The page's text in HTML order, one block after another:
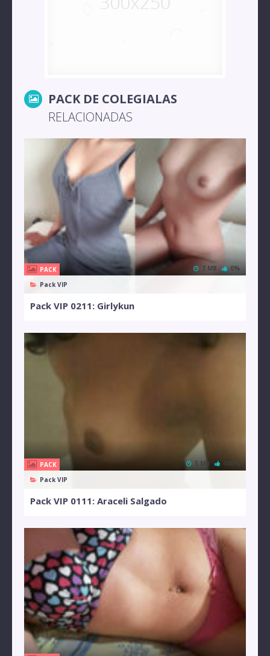
PACK DE COLEGIALAS
RELACIONADAS
PACK
Pack VIP
7 MB 0%
Pack VIP 0211: Girlykun
PACK
Pack VIP
5 MB 100%
Pack VIP 0111: Araceli Salgado